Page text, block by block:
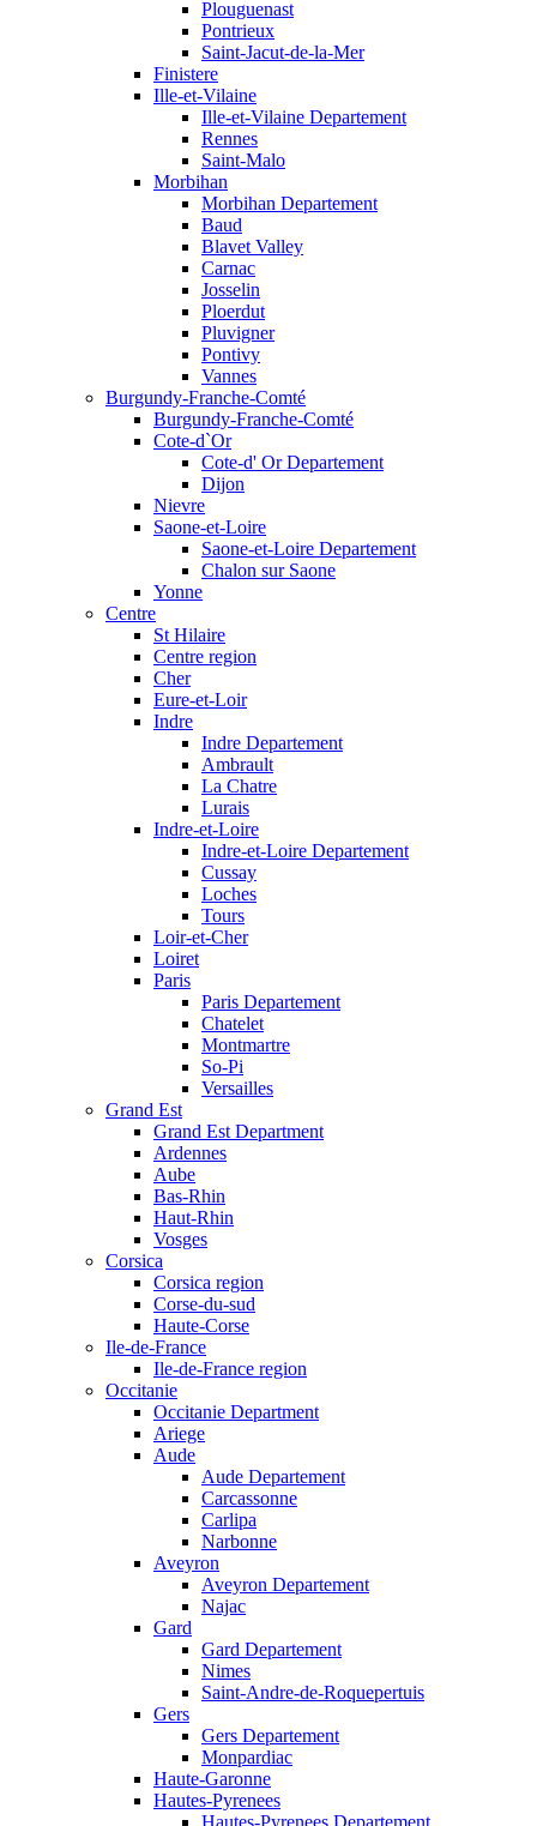
Plouguenast
Pontrieux
Saint-Jacut-de-la-Mer
Finistere
Ille-et-Vilaine
Ille-et-Vilaine Departement
Rennes
Saint-Malo
Morbihan
Morbihan Departement
Baud
Blavet Valley
Carnac
Josselin
Ploerdut
Pluvigner
Pontivy
Vannes
Burgundy-Franche-Comté
Burgundy-Franche-Comté
Cote-d`Or
Cote-d' Or Departement
Dijon
Nievre
Saone-et-Loire
Saone-et-Loire Departement
Chalon sur Saone
Yonne
Centre
St Hilaire
Centre region
Cher
Eure-et-Loir
Indre
Indre Departement
Ambrault
La Chatre
Lurais
Indre-et-Loire
Indre-et-Loire Departement
Cussay
Loches
Tours
Loir-et-Cher
Loiret
Paris
Paris Departement
Chatelet
Montmartre
So-Pi
Versailles
Grand Est
Grand Est Department
Ardennes
Aube
Bas-Rhin
Haut-Rhin
Vosges
Corsica
Corsica region
Corse-du-sud
Haute-Corse
Ile-de-France
Ile-de-France region
Occitanie
Occitanie Department
Ariege
Aude
Aude Departement
Carcassonne
Carlipa
Narbonne
Aveyron
Aveyron Departement
Najac
Gard
Gard Departement
Nimes
Saint-Andre-de-Roquepertuis
Gers
Gers Departement
Monpardiac
Haute-Garonne
Hautes-Pyrenees
Hautes-Pyrenees Departement